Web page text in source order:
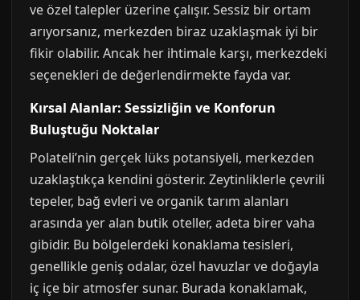
ve özel talepler üzerine çalışır. Sessiz bir ortam
arıyorsanız, merkezden biraz uzaklaşmak iyi bir
fikir olabilir. Ancak her ihtimale karşı, merkezdeki
seçenekleri de değerlendirmekte fayda var.
Kırsal Alanlar: Sessizliğin ve Konforun
Buluştuğu Noktalar
Polateli’nin gerçek lüks potansiyeli, merkezden
uzaklaştıkça kendini gösterir. Zeytinliklerle çevrili
tepeler, bağ evleri ve organik tarım alanları
arasında yer alan butik oteller, adeta birer vaha
gibidir. Bu bölgelerdeki konaklama tesisleri,
genellikle geniş odalar, özel havuzlar ve doğayla
iç içe bir atmosfer sunar. Burada konaklamak,